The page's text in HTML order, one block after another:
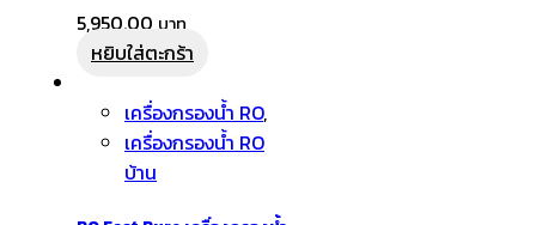
5,950.00
หยิบใส่ตะกร้า
เครื่องกรองน้ำ RO,
เครื่องกรองน้ำ RO
บ้าน